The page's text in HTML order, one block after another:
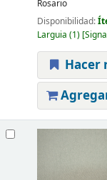
Rosario
Disponibilidad:
Larguia (1)
Hacer